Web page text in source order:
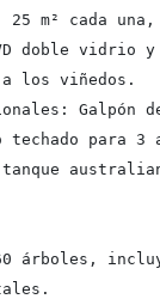
25 m² cada una,
doble vidrio y
los viñedos.
Galpón
techado para 3
árboles,